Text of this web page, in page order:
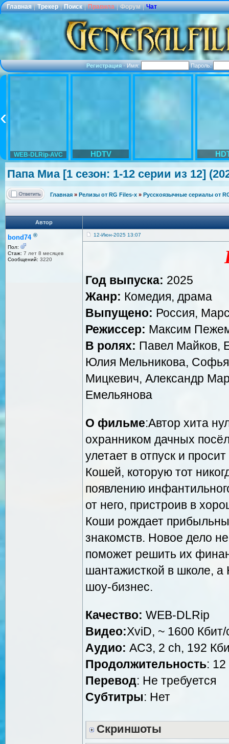
Главная | Трекер | Поиск | Правила | Форум | Чат
Регистрация·Имя: Пароль:
WEB-DLRip-AVC HDTV
Папа Миа [1 сезон: 1-12 серии из 12]
Главная » Релизы от RG Files-x » Русскоязычные сериалы от
Автор
bond74 ®
Пол:
Стаж: 7 лет 8 месяцев
Сообщений: 3220
12-Июн-2025 13:07
Год выпуска: 2025
Жанр: Комедия, драма
Выпущено: Россия,
Режиссер: Максим
В ролях: Павел Майков,
Юлия Мельникова,
Мицкевич, Александр
Емельянова
О фильме:Автор хита
охранником дачных
улетает в отпуск и
Кошей, которую тот
появлению
от него, пристроив в
Коши рождает
знакомств. Новое дело
поможет решить их
шантажисткой в школе,
шоу-бизнес.
Качество: WEB-DLRip
Видео:XviD, ~ 1600
Аудио: AC3, 2 ch, 192
Продолжительность:
Перевод: Не требуется
Cубтитры: Нет
Скриншоты